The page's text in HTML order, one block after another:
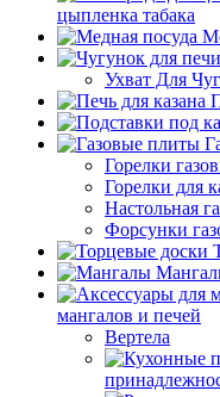
цыпленка табака
Ухват Для
Горелки
Горелки для
Настольная
Форсунки
мангалов и печей
Вертела